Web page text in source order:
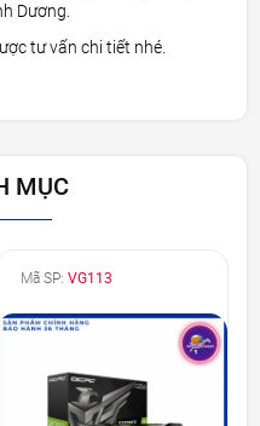
Dương.
tư vấn chi tiết nhé.
MỤC
Mã SP: VG113